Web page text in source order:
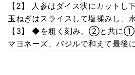
【2】 人参はダイス状にカットし
玉ねぎはスライスして塩揉みし、
【3】 ◆を粗く刻み、②と共に①
マヨネーズ、バジルで和えて最後